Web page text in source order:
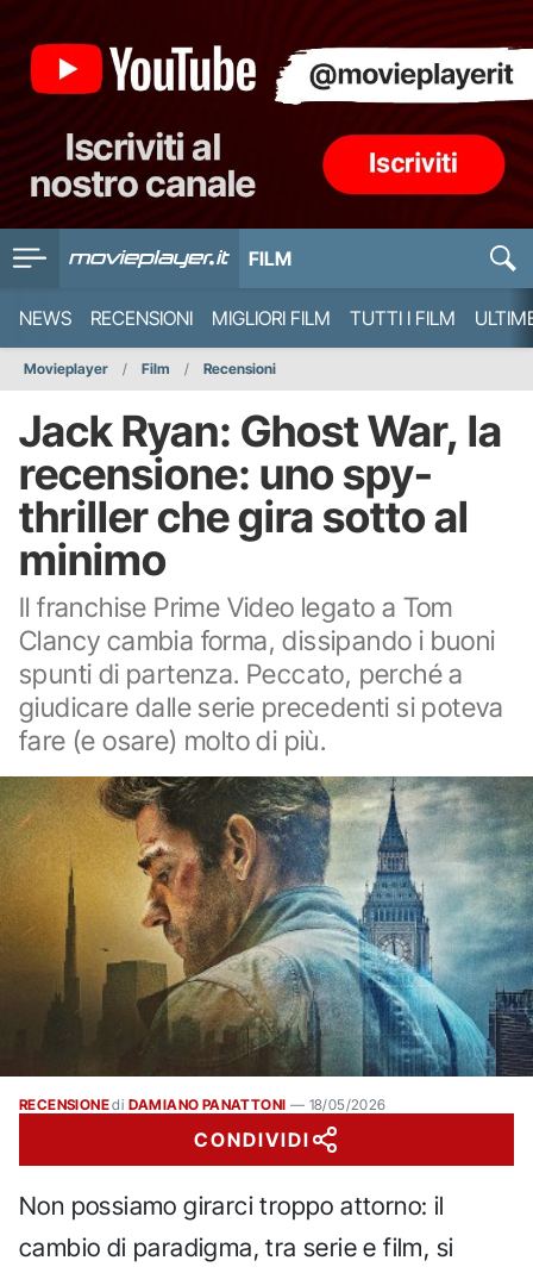
FILM
NEWS RECENSIONI MIGLIORI FILM TUTTI I FILM
Movieplayer Film Recensioni
Jack Ryan: Ghost War, la
recensione: uno spy-
thriller che gira sotto al
minimo
Il franchise Prime Video legato a Tom
Clancy cambia forma, dissipando i buoni
spunti di partenza. Peccato, perché a
giudicare dalle serie precedenti si poteva
fare (e osare) molto di più.
RECENSIONEdi DAMIANO PANATTONI — 18/05/2026
CONDIVIDI
Non possiamo girarci troppo attorno: il
cambio di paradigma, tra serie e film, si